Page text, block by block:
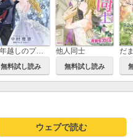
七年越しのプロポーズ
無料試し読み
他人同士
無料試し読み
ウェブで読む